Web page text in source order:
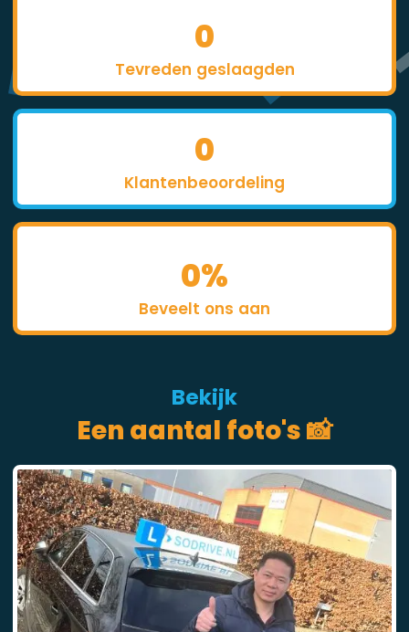
Tevreden geslaagden
0
Klantenbeoordeling
0
Beveelt ons aan
0%
Bekijk
Een aantal foto's 📸